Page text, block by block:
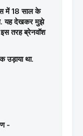
में 18 साल के
यह देखकर मुझे
तरह ब्रेनवॉश
था.
-